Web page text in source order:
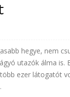
hegye, nem
utazók álma is.
ezer látogatót